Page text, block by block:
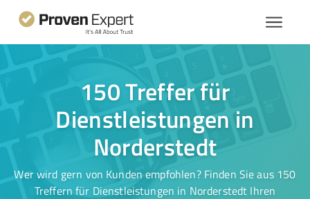
150 Treffer für
Dienstleistungen in
Norderstedt
Wer wird gern von Kunden empfohlen? Finden Sie aus 150
Treffern für Dienstleistungen in Norderstedt Ihren